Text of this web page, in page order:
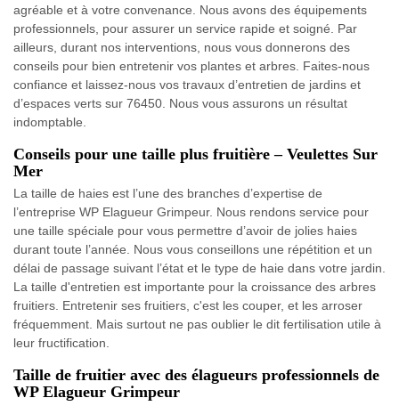
agréable et à votre convenance. Nous avons des équipements
professionnels, pour assurer un service rapide et soigné. Par
ailleurs, durant nos interventions, nous vous donnerons des
conseils pour bien entretenir vos plantes et arbres. Faites-nous
confiance et laissez-nous vos travaux d’entretien de jardins et
d’espaces verts sur 76450. Nous vous assurons un résultat
indomptable.
Conseils pour une taille plus fruitière – Veulettes Sur
Mer
La taille de haies est l’une des branches d’expertise de
l’entreprise WP Elagueur Grimpeur. Nous rendons service pour
une taille spéciale pour vous permettre d’avoir de jolies haies
durant toute l’année. Nous vous conseillons une répétition et un
délai de passage suivant l’état et le type de haie dans votre jardin.
La taille d'entretien est importante pour la croissance des arbres
fruitiers. Entretenir ses fruitiers, c'est les couper, et les arroser
fréquemment. Mais surtout ne pas oublier le dit fertilisation utile à
leur fructification.
Taille de fruitier avec des élagueurs professionnels de
WP Elagueur Grimpeur